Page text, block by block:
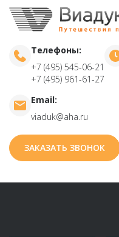
Телефоны:
+7 (495) 545-06-21
+7 (495) 961-61-27
Email:
viaduk@aha.ru
ЗАКАЗАТЬ ЗВОНОК